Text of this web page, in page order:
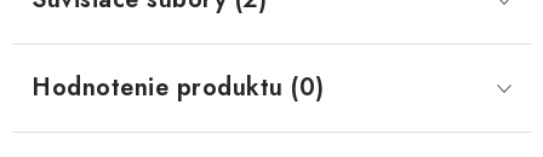
Hodnotenie produktu (0)